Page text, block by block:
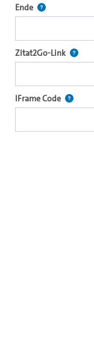
Videoplayer
und die komplette
Web-Applikationen.
ein Video in den
Ende Definiert den
Zitat2Go-Link Nach
IFrame Code Nutzen